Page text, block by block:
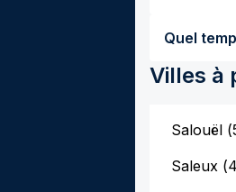
Villes à
Salouël (
Saleux (